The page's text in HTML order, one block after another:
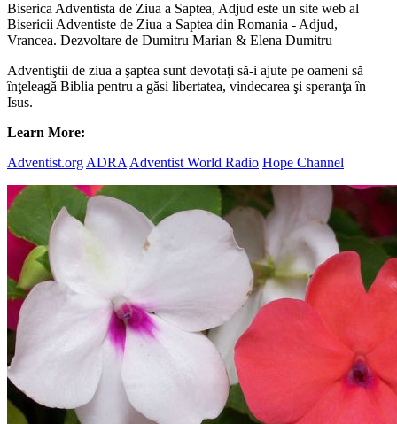
Biserica Adventista de Ziua a Saptea, Adjud este un site web al
Bisericii Adventiste de Ziua a Saptea din Romania - Adjud,
Vrancea. Dezvoltare de Dumitru Marian & Elena Dumitru
Adventiştii de ziua a şaptea sunt devotaţi să-i ajute pe oameni să
înţeleagă Biblia pentru a găsi libertatea, vindecarea şi speranţa în
Isus.
Learn More:
Adventist.org ADRA Adventist World Radio Hope Channel